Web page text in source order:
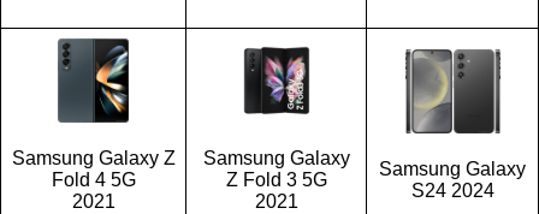
Samsung Galaxy Z
Fold 4 5G
2021
Samsung Galaxy
Z Fold 3 5G
2021
Samsung Galaxy
S24 2024